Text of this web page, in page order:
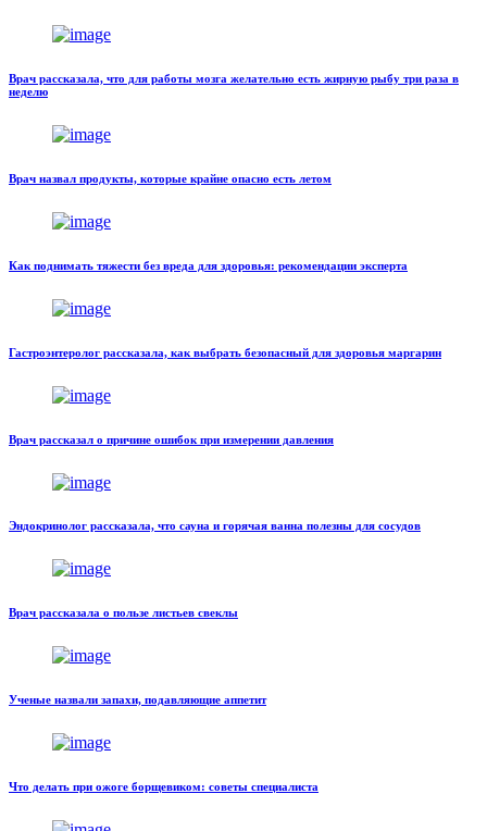
Врач рассказала, что для работы мозга желательно есть жирную рыбу три раза в
неделю
Врач назвал продукты, которые крайне опасно есть летом
Как поднимать тяжести без вреда для здоровья: рекомендации эксперта
Гастроэнтеролог рассказала, как выбрать безопасный для здоровья маргарин
Врач рассказал о причине ошибок при измерении давления
Эндокринолог рассказала, что сауна и горячая ванна полезны для сосудов
Врач рассказала о пользе листьев свеклы
Ученые назвали запахи, подавляющие аппетит
Что делать при ожоге борщевиком: советы специалиста